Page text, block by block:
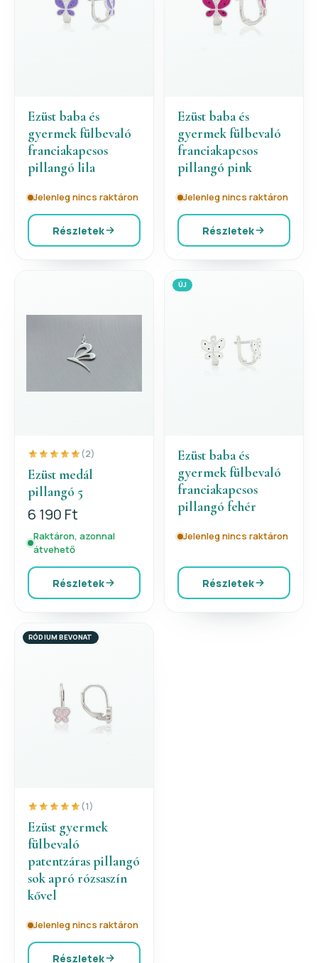
Ezüst baba és
gyermek fülbevaló
franciakapcsos
pillangó lila
Jelenleg nincs raktáron
Részletek
Ezüst baba és
gyermek fülbevaló
franciakapcsos
pillangó pink
Jelenleg nincs raktáron
Részletek
(2)
Ezüst medál
pillangó 5
6 190 Ft
Raktáron, azonnal
átvehető
Részletek
ÚJ
Ezüst baba és
gyermek fülbevaló
franciakapcsos
pillangó fehér
Jelenleg nincs raktáron
Részletek
RÓDIUM BEVONAT
(1)
Ezüst gyermek
fülbevaló
patentzáras pillangó
sok apró rózsaszín
kővel
Jelenleg nincs raktáron
Részletek